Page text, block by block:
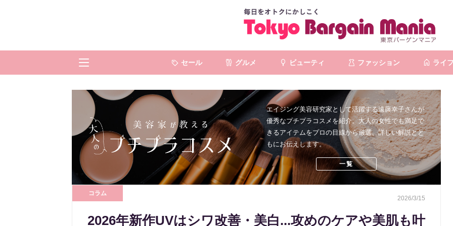
セール グルメ ビューティ ファッション ライフ
エイジング美容研究家として活躍する遠藤幸子さんが
優秀なプチプラコスメを紹介。大人の女性でも満足で
きるアイテムをプロの目線から厳選、詳しい解説とと
もにお伝えします。
一覧
コラム
2026/3/15
2026年新作UVはシワ改善・美白...攻めのケアや美肌も叶